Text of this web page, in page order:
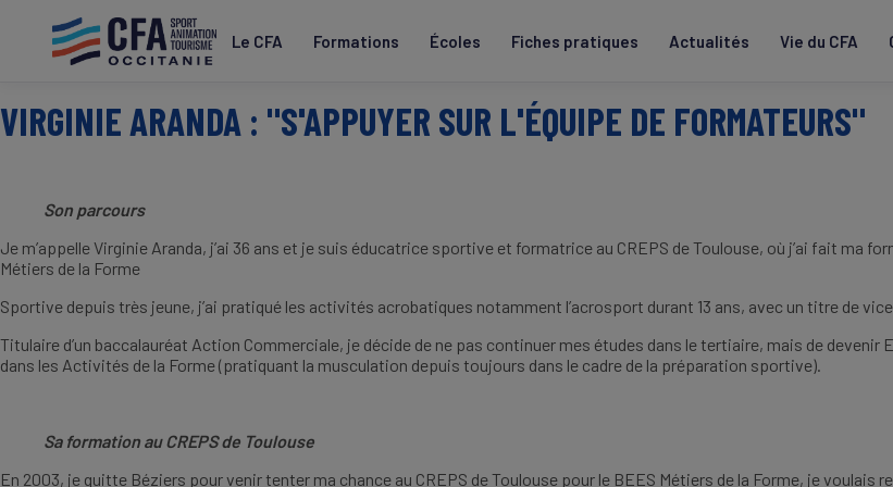
contenu
Le CFA Formations Écoles Fiches pratiques Actualités Vie du CFA
VIRGINIE ARANDA : "S'APPUYER SUR L'ÉQUIPE DE FORMATEURS"
Son parcours
Je m’appelle Virginie Aranda, j’ai 36 ans et je suis éducatrice sportive et formatrice au CREPS de Toulouse, où j’ai fait ma
Métiers de la Forme
Sportive depuis très jeune, j’ai pratiqué les activités acrobatiques notamment l’acrosport durant 13 ans, avec un titre de
Titulaire d’un baccalauréat Action Commerciale, je décide de ne pas continuer mes études dans le tertiaire, mais de
dans les Activités de la Forme (pratiquant la musculation depuis toujours dans le cadre de la préparation sportive).
Sa formation au CREPS de Toulouse
En 2003, je quitte Béziers pour venir tenter ma chance au CREPS de Toulouse pour le BEES Métiers de la Forme, je voulais